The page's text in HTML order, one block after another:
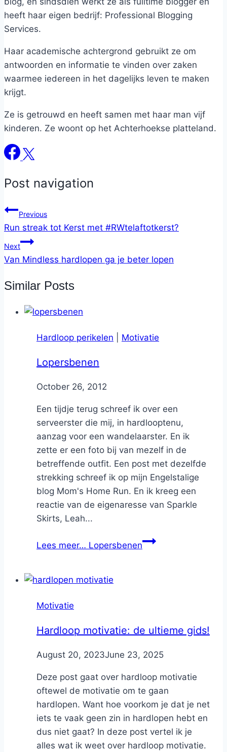
heeft haar eigen bedrijf: Professional Blogging
Services.
Haar academische achtergrond gebruikt ze om
antwoorden en informatie te vinden over zaken
waarmee iedereen in het dagelijks leven te maken
krijgt.
Ze is getrouwd en heeft samen met haar man vijf
kinderen. Ze woont op het Achterhoekse platteland.
Post navigation
Previous
Run streak tot Kerst met #RWtelaftotkerst?
Next
Van Mindless hardlopen ga je beter lopen
Similar Posts
Hardloop perikelen Motivatie
Lopersbenen
ByNicole
October 26, 2012
Een tijdje terug schreef ik over een
serveerster die mij, in hardlooptenu,
aanzag voor een wandelaarster. En ik
zette er een foto bij van mezelf in de
betreffende outfit. Een post met dezelfde
strekking schreef ik op mijn Engelstalige
blog Mom's Home Run. En ik kreeg een
reactie van de eigenaresse van Sparkle
Skirts, Leah...
Lees meer… Lopersbenen
Motivatie
Hardloop motivatie: de ultieme gids!
ByNicole
August 20, 2023June 23, 2025
Deze post gaat over hardloop motivatie
oftewel de motivatie om te gaan
hardlopen. Want hoe voorkom je dat je net
iets te vaak geen zin in hardlopen hebt en
dus niet gaat? In deze post vertel ik je
alles wat ik weet over hardloop motivatie.